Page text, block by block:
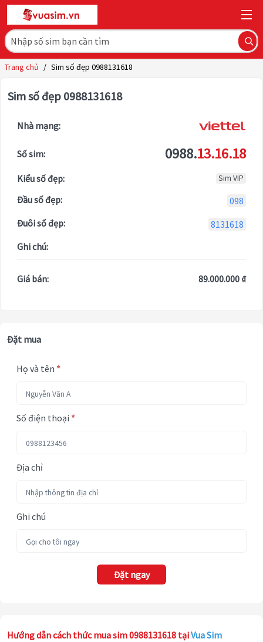
Trang chủ / Sim số đẹp 0988131618
Sim số đẹp 0988131618
Nhà mạng:
Số sim: 0988.13.16.18
Kiểu số đẹp: Sim VIP
Đầu số đẹp:
098
Đuôi số đẹp:
8131618
Ghi chú:
Giá bán: 89.000.000 ₫
Đặt mua
Họ và tên *
Số điện thoại *
Địa chỉ
Ghi chú
Đặt ngay
Hướng dẫn cách thức mua sim 0988131618 tạiVua Sim